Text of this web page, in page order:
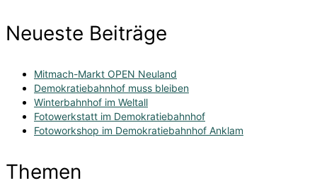
Neueste Beiträge
Mitmach-Markt OPEN Neuland
Demokratiebahnhof muss bleiben
Winterbahnhof im Weltall
Fotowerkstatt im Demokratiebahnhof
Fotoworkshop im Demokratiebahnhof Anklam
Themen